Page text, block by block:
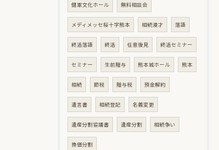
健軍文化ホール 無料相談会
メディメッセ桜十字熊本 相続漫才 落語
終活落語 終活 任意後見 終活セミナー
セミナー 生前贈与 熊本城ホール 熊本
相続 節税 贈与税 預金解約
遺言書 相続登記 名義変更
遺産分割協議書 遺産分割 相続争い
換価分割